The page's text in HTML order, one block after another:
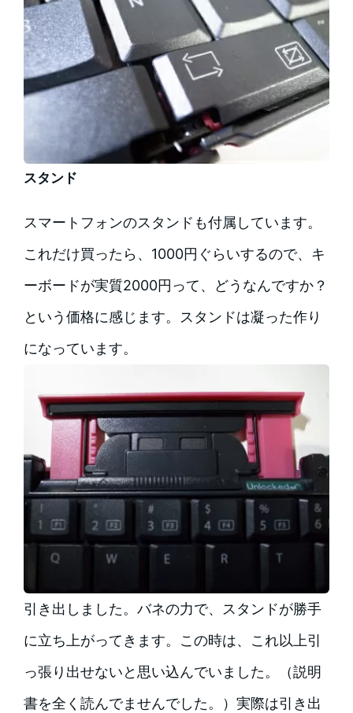
スタンド
スマートフォンのスタンドも付属しています。
これだけ買ったら、1000円ぐらいするので、キ
ーボードが実質2000円って、どうなんですか？
という価格に感じます。スタンドは凝った作り
になっています。
引き出しました。バネの力で、スタンドが勝手
に立ち上がってきます。この時は、これ以上引
っ張り出せないと思い込んでいました。（説明
書を全く読んでませんでした。）実際は引き出